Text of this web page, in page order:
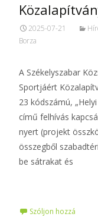
2025-07-21
Borza
A Székelyszabar
Sportjáért
23 kódszámú,
című felhívás
nyert (projekt
összegből
be sátrakat és
Szóljon hozzá